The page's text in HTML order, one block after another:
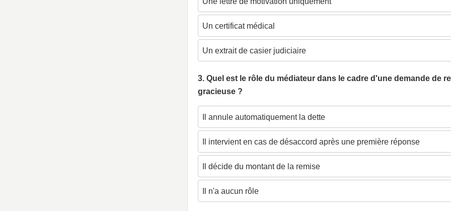
Un certificat médical
Un extrait de casier judiciaire
3. Quel est le rôle du médiateur dans le cadre d'une demande de
gracieuse ?
Il annule automatiquement la dette
Il intervient en cas de désaccord après une première réponse
Il décide du montant de la remise
Il n'a aucun rôle